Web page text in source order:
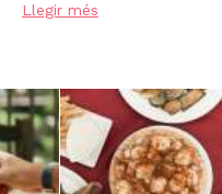
Llegir més